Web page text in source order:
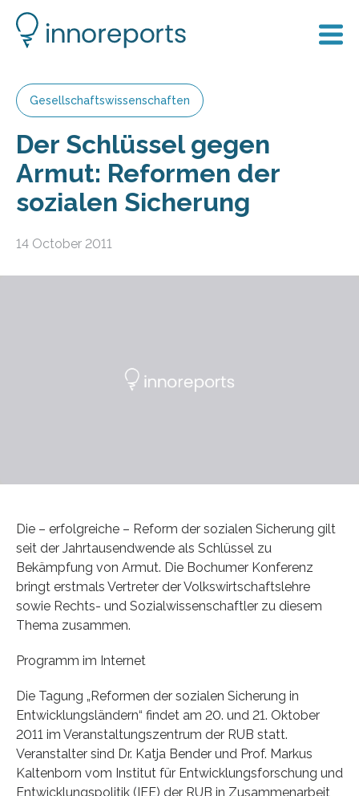
Gesellschaftswissenschaften
Der Schlüssel gegen
Armut: Reformen der
sozialen Sicherung
14 October 2011
Die – erfolgreiche – Reform der sozialen Sicherung gilt
seit der Jahrtausendwende als Schlüssel zu
Bekämpfung von Armut. Die Bochumer Konferenz
bringt erstmals Vertreter der Volkswirtschaftslehre
sowie Rechts- und Sozialwissenschaftler zu diesem
Thema zusammen.
Programm im Internet
Die Tagung „Reformen der sozialen Sicherung in
Entwicklungsländern“ findet am 20. und 21. Oktober
2011 im Veranstaltungszentrum der RUB statt.
Veranstalter sind Dr. Katja Bender und Prof. Markus
Kaltenborn vom Institut für Entwicklungsforschung und
Entwicklungspolitik (IEE) der RUB in Zusammenarbeit